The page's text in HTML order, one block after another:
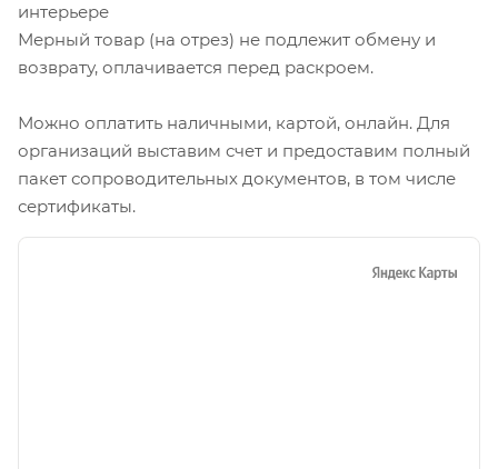
интерьере
Мерный товар (на отрез) не подлежит обмену и
возврату, оплачивается перед раскроем.
Можно оплатить наличными, картой, онлайн. Для
организаций выставим счет и предоставим полный
пакет сопроводительных документов, в том числе
сертификаты.